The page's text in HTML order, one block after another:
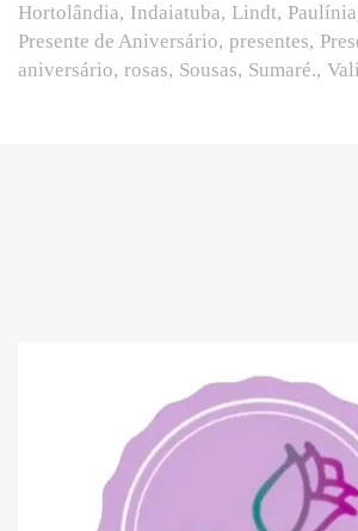
Hortolândia Indaiatuba Lindt Paulínia
Presente de Aniversário presentes
aniversário rosas Sousas Sumaré.